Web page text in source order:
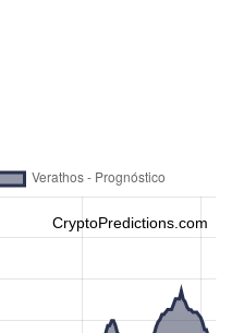
CryptoPredictions.com